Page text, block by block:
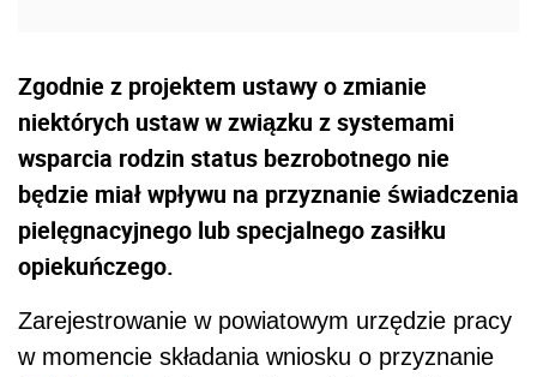
Zgodnie z projektem ustawy o zmianie
niektórych ustaw w związku z systemami
wsparcia rodzin status bezrobotnego nie
będzie miał wpływu na przyznanie świadczenia
pielęgnacyjnego lub specjalnego zasiłku
opiekuńczego.
Zarejestrowanie w powiatowym urzędzie pracy
w momencie składania wniosku o przyznanie